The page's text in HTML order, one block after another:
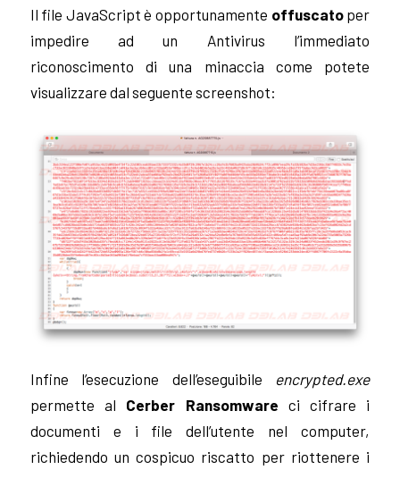
Il file JavaScript è opportunamente offuscatoper
impedire ad un Antivirus l’immediato
riconoscimento di una minaccia come potete
visualizzare dal seguente screenshot:
Infine l’esecuzione dell’eseguibile encrypted.exe
permette al Cerber Ransomware ci cifrare i
documenti e i file dell’utente nel computer,
richiedendo un cospicuo riscatto per riottenere i